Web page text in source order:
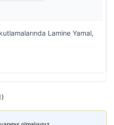
Lamine Yamal,